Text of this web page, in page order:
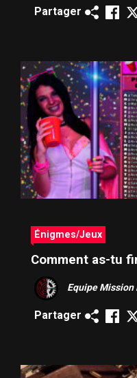
Partager
Énigmes/Jeux
Comment as-tu
Equipe Mission
Partager